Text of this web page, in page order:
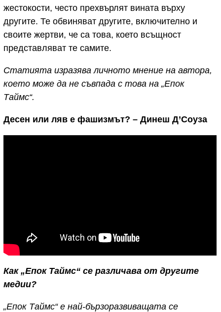
жестокости, често прехвърлят вината върху
другите. Те обвиняват другите, включително и
своите жертви, че са това, което всъщност
представляват те самите.
Статията изразява личното мнение на автора,
което може да не съвпада с това на „Епок
Таймс“.
Десен или ляв е фашизмът? – Динеш Д’Соуза
Как „Епок Таймс“ се различава от другите
медии?
„Епок Таймс“ е най-бързоразвиващата се